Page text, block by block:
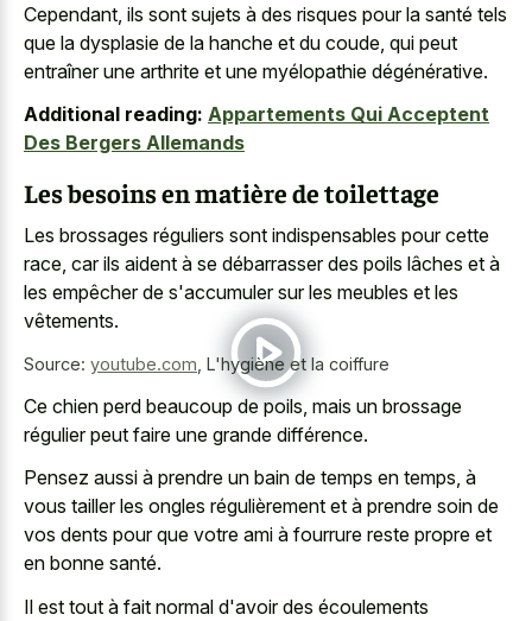
Cependant, ils sont sujets à des risques pour la santé tels
que la dysplasie de la hanche et du coude, qui peut
entraîner une arthrite et une myélopathie dégénérative.
Additional reading: Appartements Qui Acceptent
Des Bergers Allemands
Les besoins en matière de toilettage
Les brossages réguliers sont indispensables pour cette
race, car ils aident à se débarrasser des poils lâches et à
les empêcher de s'accumuler sur les meubles et les
vêtements.
Source: youtube.com L'hygiène et la coiffure
Ce chien perd beaucoup de poils, mais un brossage
régulier peut faire une grande différence.
Pensez aussi à prendre un bain de temps en temps, à
vous tailler les ongles régulièrement et à prendre soin de
vos dents pour que votre ami à fourrure reste propre et
en bonne santé.
Il est tout à fait normal d'avoir des écoulements